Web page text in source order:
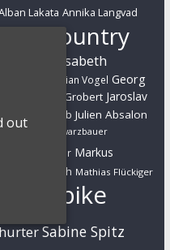
Lakata Annika Langvad
Country
Elisabeth
Florian Vogel Georg
Helen Grobert Jaroslav
Julian Schelb Julien Absalon
Luca Schwarzbauer
Markus Bauer Markus
Martin Gluth Mathias Flückiger
Sabine Spitz
out